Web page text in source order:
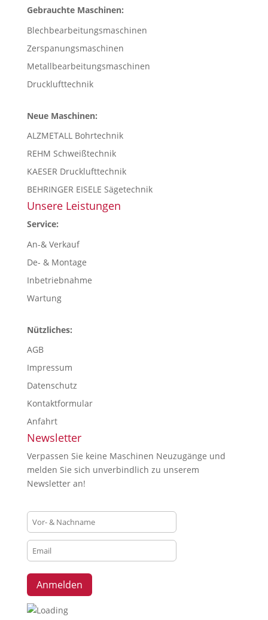
Gebrauchte Maschinen:
Blechbearbeitungsmaschinen
Zerspanungsmaschinen
Metallbearbeitungsmaschinen
Drucklufttechnik
Neue Maschinen:
ALZMETALL Bohrtechnik
REHM Schweißtechnik
KAESER Drucklufttechnik
BEHRINGER EISELE Sägetechnik
Unsere Leistungen
Service:
An-& Verkauf
De- & Montage
Inbetriebnahme
Wartung
Nützliches:
AGB
Impressum
Datenschutz
Kontaktformular
Anfahrt
Newsletter
Verpassen Sie keine Maschinen Neuzugänge und
melden Sie sich unverbindlich zu unserem
Newsletter an!